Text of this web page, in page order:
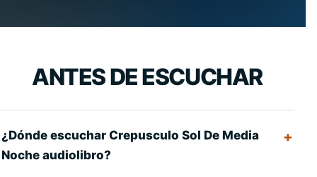
ANTES DE ESCUCHAR
¿Dónde escuchar Crepusculo Sol De Media
Noche audiolibro?